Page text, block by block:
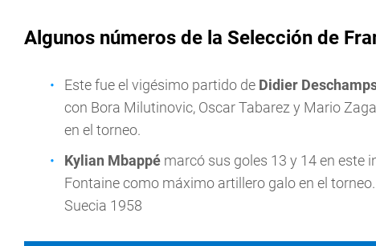
Algunos números de la Selección de
Este fue el vigésimo partido de Didier
con Bora Milutinovic, Oscar Tabarez y Mario
en el torneo.
Kylian Mbappé marcó sus goles 13 y 14 en este
Fontaine como máximo artillero galo en el
Suecia 1958